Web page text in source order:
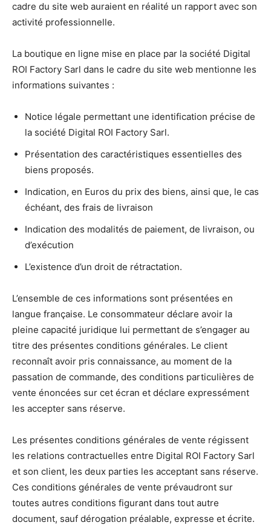
cadre du site web auraient en réalité un rapport avec son
activité professionnelle.
La boutique en ligne mise en place par la société Digital
ROI Factory Sarl dans le cadre du site web mentionne les
informations suivantes :
Notice légale permettant une identification précise de
la société Digital ROI Factory Sarl.
Présentation des caractéristiques essentielles des
biens proposés.
Indication, en Euros du prix des biens, ainsi que, le cas
échéant, des frais de livraison
Indication des modalités de paiement, de livraison, ou
d’exécution
L’existence d’un droit de rétractation.
L’ensemble de ces informations sont présentées en
langue française. Le consommateur déclare avoir la
pleine capacité juridique lui permettant de s’engager au
titre des présentes conditions générales. Le client
reconnaît avoir pris connaissance, au moment de la
passation de commande, des conditions particulières de
vente énoncées sur cet écran et déclare expressément
les accepter sans réserve.
Les présentes conditions générales de vente régissent
les relations contractuelles entre Digital ROI Factory Sarl
et son client, les deux parties les acceptant sans réserve.
Ces conditions générales de vente prévaudront sur
toutes autres conditions figurant dans tout autre
document, sauf dérogation préalable, expresse et écrite.